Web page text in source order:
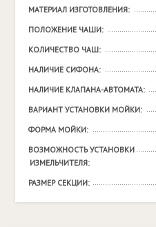
МАТЕРИАЛ ИЗГОТОВЛЕНИЯ:
ПОЛОЖЕНИЕ ЧАШИ:
КОЛИЧЕСТВО ЧАШ:
НАЛИЧИЕ СИФОНА:
НАЛИЧИЕ КЛАПАНА-АВТОМАТА:
ВАРИАНТ УСТАНОВКИ МОЙКИ:
ФОРМА МОЙКИ:
ВОЗМОЖНОСТЬ УСТАНОВКИ
ИЗМЕЛЬЧИТЕЛЯ:
РАЗМЕР СЕКЦИИ: